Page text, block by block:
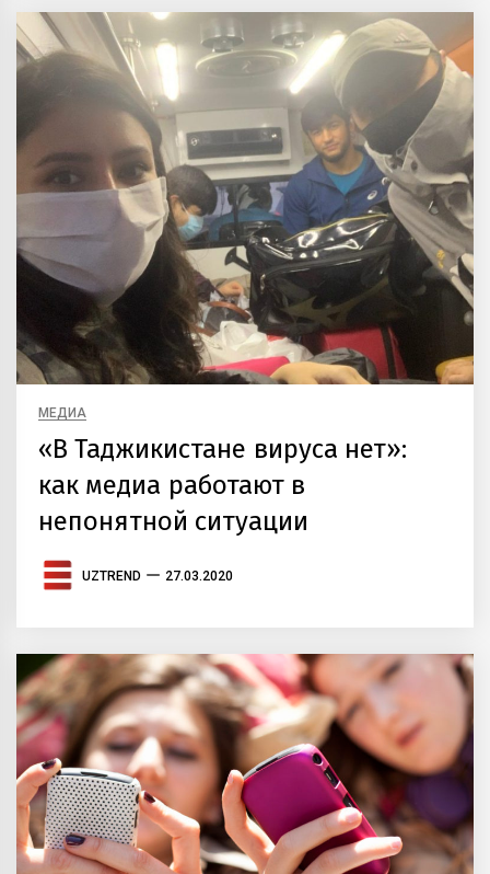
МЕДИА
«В Таджикистане вируса нет»:
как медиа работают в
непонятной ситуации
UZTREND 27.03.2020